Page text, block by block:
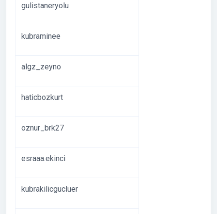
gulistaneryolu
kubraminee
algz_zeyno
haticbozkurt
oznur_brk27
esraaa.ekinci
kubrakilicgucluer